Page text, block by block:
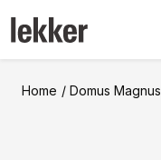
Home Domus Magnus